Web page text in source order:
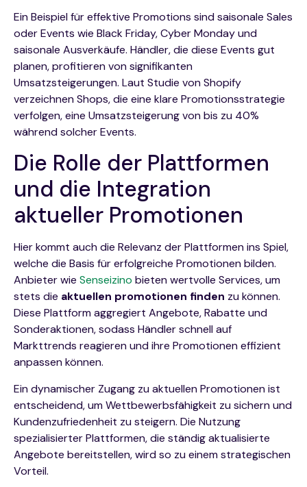
Ein Beispiel für effektive Promotions sind saisonale Sales
oder Events wie Black Friday, Cyber Monday und
saisonale Ausverkäufe. Händler, die diese Events gut
planen, profitieren von signifikanten
Umsatzsteigerungen. Laut Studie von Shopify
verzeichnen Shops, die eine klare Promotionsstrategie
verfolgen, eine Umsatzsteigerung von bis zu 40%
während solcher Events.
Die Rolle der Plattformen
und die Integration
aktueller Promotionen
Hier kommt auch die Relevanz der Plattformen ins Spiel,
welche die Basis für erfolgreiche Promotionen bilden.
Anbieter wie Senseizino bieten wertvolle Services, um
stets die aktuellen promotionen finden zu können.
Diese Plattform aggregiert Angebote, Rabatte und
Sonderaktionen, sodass Händler schnell auf
Markttrends reagieren und ihre Promotionen effizient
anpassen können.
Ein dynamischer Zugang zu aktuellen Promotionen ist
entscheidend, um Wettbewerbsfähigkeit zu sichern und
Kundenzufriedenheit zu steigern. Die Nutzung
spezialisierter Plattformen, die ständig aktualisierte
Angebote bereitstellen, wird so zu einem strategischen
Vorteil.